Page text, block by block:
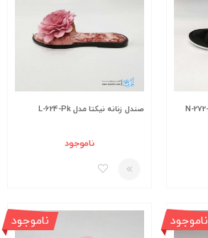
صندل زنانه نیکتا مدل L-624-Pk
ناموجود
ناموجود ناموجود